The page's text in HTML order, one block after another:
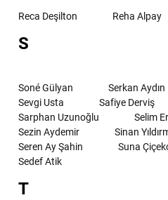
Reca Deşilton Reha Alpay
S
Soné Gülyan Serkan Aydın
Sevgi Usta
Safiye Derviş
Sarphan Uzunoğlu
Selim
Sezin Aydemir
Sinan
Seren Ay Şahin
Suna
Sedef Atik
T